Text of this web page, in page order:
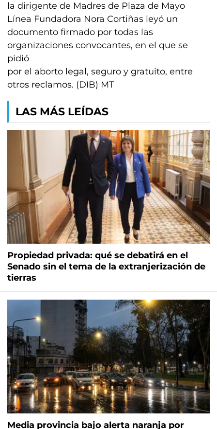
la dirigente de Madres de Plaza de Mayo
Línea Fundadora Nora Cortiñas leyó un
documento firmado por todas las
organizaciones convocantes, en el que se
pidió
por el aborto legal, seguro y gratuito, entre
otros reclamos. (DIB) MT
LAS MÁS LEÍDAS
Propiedad privada: qué se debatirá en el
Senado sin el tema de la extranjerización de
tierras
Media provincia bajo alerta naranja por